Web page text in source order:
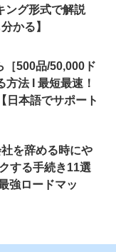
ング形式で解説
かる】
［500品/50,000ド
法 Ι 最短最速！
日本語でサポート
社を辞める時にや
する手続き11選
強ロードマッ